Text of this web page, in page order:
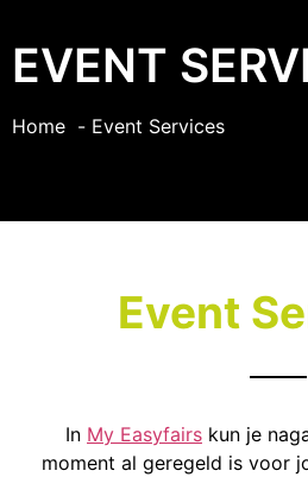
EVENT
Home Event Services
Event
In My Easyfairs kun je
moment al geregeld is voor